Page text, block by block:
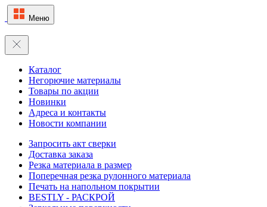
Меню
Каталог
Негорючие материалы
Товары по акции
Новинки
Адреса и контакты
Новости компании
Запросить акт сверки
Доставка заказа
Резка материала в размер
Поперечная резка рулонного материала
Печать на напольном покрытии
BESTLY - РАСКРОЙ